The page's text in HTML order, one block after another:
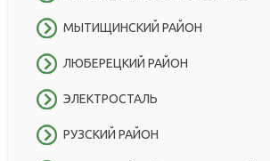
МЫТИЩИНСКИЙ РАЙОН
ЛЮБЕРЕЦКИЙ РАЙОН
ЭЛЕКТРОСТАЛЬ
РУЗСКИЙ РАЙОН